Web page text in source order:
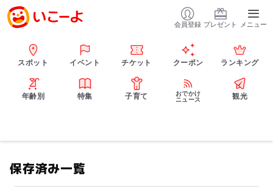
会員登録 プレゼント メニュー
スポット イベント チケット クーポン ランキング
年齢別 特集 子育て
おでかけ
ニュース
観光
保存済み一覧